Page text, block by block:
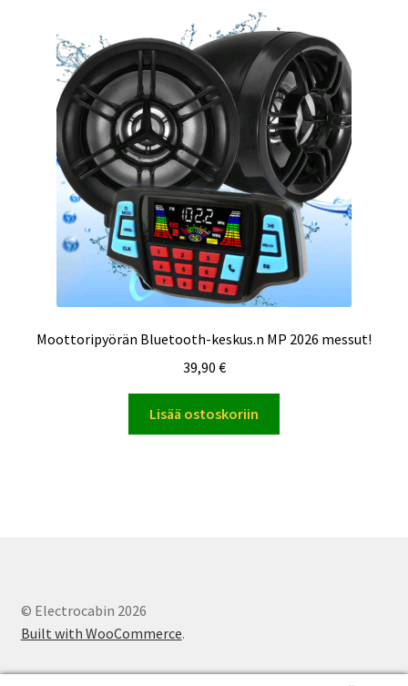
Moottoripyörän Bluetooth-keskus.n MP 2026 messut!
39,90 €
Lisää ostoskoriin
© Electrocabin 2026
Built with WooCommerce.